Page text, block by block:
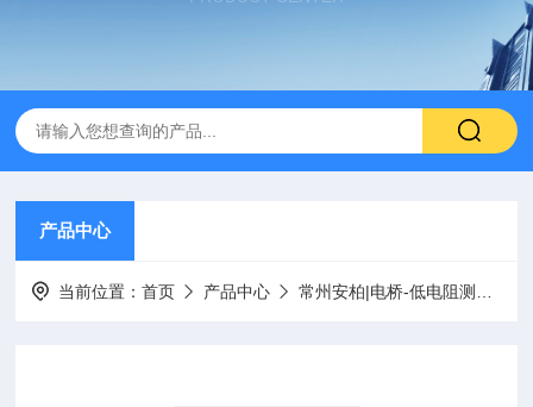
产品中心
当前位置：首页 产品中心 常州安柏|电桥-低电阻测试仪-电池内阻测试仪-漏电绝缘电阻测试仪-负载